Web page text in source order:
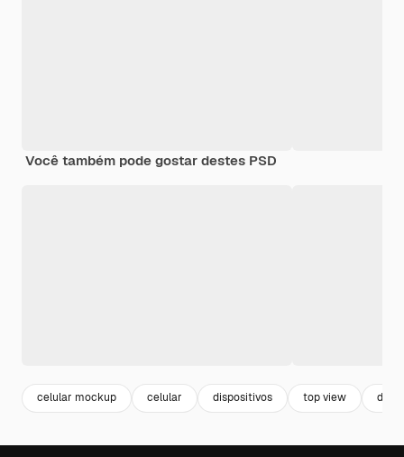
Você também pode gostar destes PSD
celular mockup celular dispositivos top view